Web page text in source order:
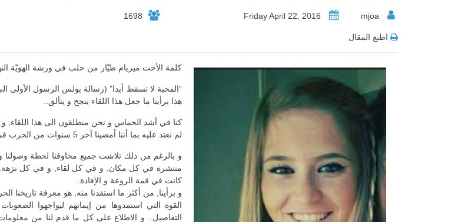
1698
اطبع المقال
كلمة الأخت ميريام طيّار من حلب في ورشة الهويّة
هذا برأينا ما جعل هذا اللقاء ينجح و يتألق..
كنا في أشد الحماس و نحن منطلقون الى هذا اللقاء,
لم نعتد عليه بما أننا أمضينا آخر 5 سنوات من الحرب في حلب..
و بالرغم من ذلك تلاشت جميع مخاوفنا لحظة وصولنا و
منتشرة في كل مكان, و في كل لقاء, و في كل نزهة..
كانت في قمة الروعة و الإفادة..
و برأينا, من أكثر ما استفدنا منه, هو معرفة تاريخنا
القوة التي استمدوها من إيمانهم ليواجهوا
التفاصيل.. و الاطلاع على كل ما قدم لنا من